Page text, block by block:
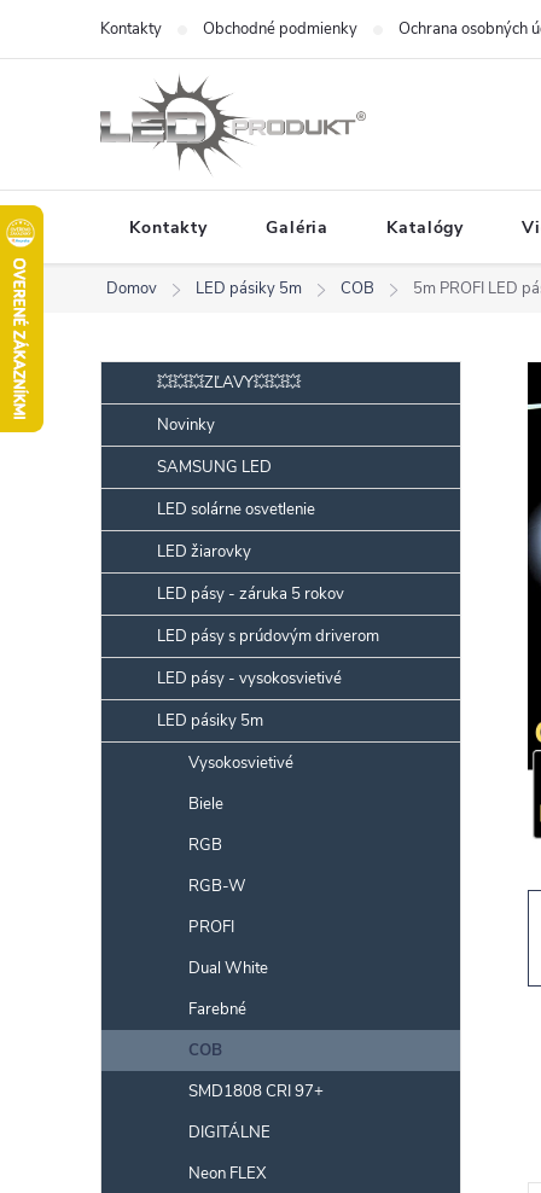
obsah
Kontakty Obchodné podmienky Ochrana osobných
Kontakty Galéria Katalógy
Domov LED pásiky 5m COB 5m PROFI LED
o
č
n
a
n
e
Preskočiť
kategórie💥💥💥ZĽAVY💥💥💥
Novinky
SAMSUNG LED
LED solárne osvetlenie
LED žiarovky
LED pásy - záruka 5 rokov
LED pásy s prúdovým driverom
LED pásy - vysokosvietivé
LED pásiky 5m
Vysokosvietivé
Biele
RGB
RGB-W
PROFI
Dual White
Farebné
COB
SMD1808 CRI 97+
DIGITÁLNE
Neon FLEX